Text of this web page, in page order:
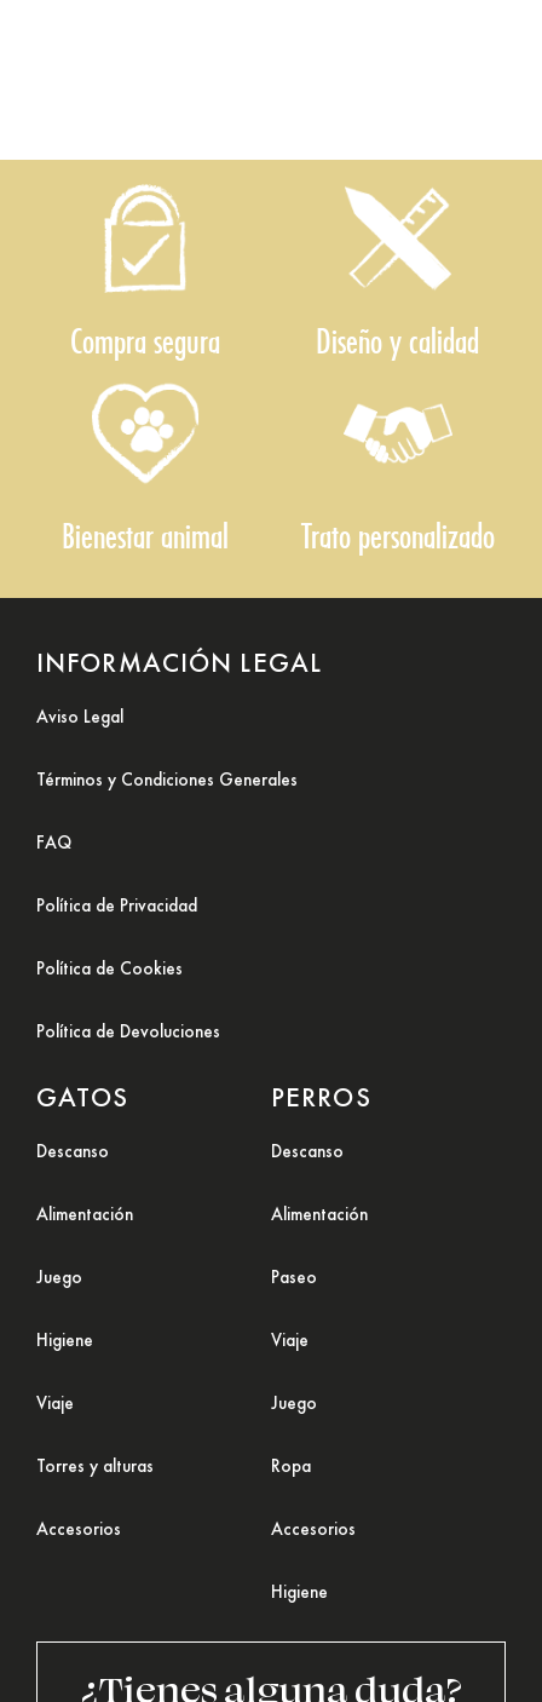
Compra segura Diseño y calidad
Bienestar animal Trato personalizado
INFORMACIÓN LEGAL
Aviso Legal
Términos y Condiciones Generales
FAQ
Política de Privacidad
Política de Cookies
Política de Devoluciones
GATOS
Descanso
Alimentación
Juego
Higiene
Viaje
Torres y alturas
Accesorios
PERROS
Descanso
Alimentación
Paseo
Viaje
Juego
Ropa
Accesorios
Higiene
¿Tienes alguna duda?